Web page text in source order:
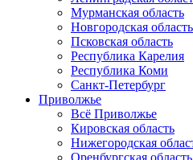
Мурманская область
Новгородская область
Псковская область
Республика Карелия
Республика Коми
Санкт-Петербург
Приволжье
Всё Приволжье
Кировская область
Нижегородская
Оренбургская область